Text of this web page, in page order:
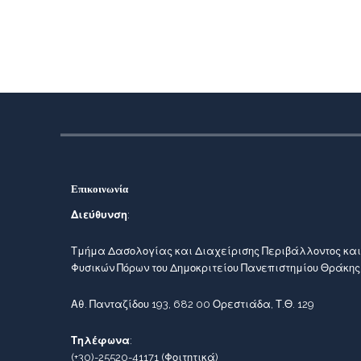
Επικοινωνία
Διεύθυνση:
Τμήμα Δασολογίας και Διαχείρισης Περιβάλλοντος και
Φυσικών Πόρων του Δημοκριτείου Πανεπιστημίου Θράκης,
Αθ. Πανταζίδου 193, 682 00 Ορεστιάδα, Τ.Θ. 129
Τηλέφωνα:
(+30)-25520-41171(Φοιτητικά)